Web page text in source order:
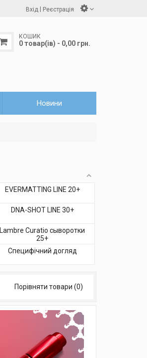
Вхід | Реєстрація
КОШИК
0 товар(ів) - 0,00 грн.
Новини
EVERMATTING LINE 20+
DNA-SHOT LINE 30+
Lambre Curatio сыворотки
25+
Специфічний догляд
Порівняти товари (0)